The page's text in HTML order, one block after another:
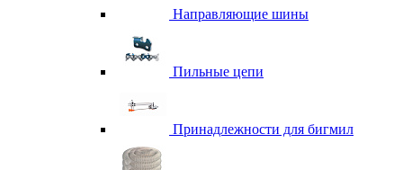
Направляющие шины
Пильные цепи
Принадлежности для бигмил